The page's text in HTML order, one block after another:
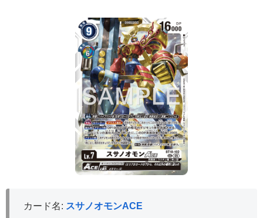
カード名: スサノオモンACE